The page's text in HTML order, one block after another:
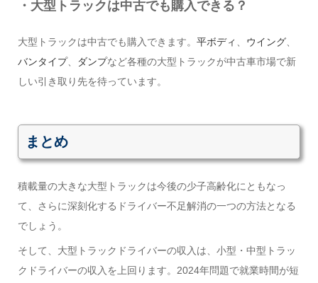
・大型トラックは中古でも購入できる？
大型トラックは中古でも購入できます。 平ボディ ウイング、
バンタイプ、 ダンプなど各種の大型トラックが中古車市場で新
しい引き取り先を待っています。
まとめ
積載量の大きな大型トラックは今後の少子高齢化にともなっ
て、さらに深刻化するドライバー不足解消の一つの方法となる
でしょう。
そして、大型トラックドライバーの収入は、小型・中型トラッ
クドライバーの収入を上回ります。2024年問題で就業時間が短